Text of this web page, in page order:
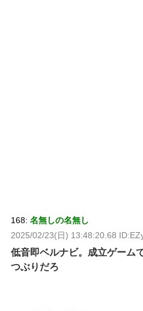
168: 名無しの名無し
2025/02/23(日) 13:48:20.68
低音即ベルナビ。成立ゲーム
つぶりだろ